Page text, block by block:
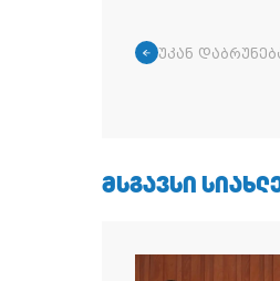
უკან
ᲛᲡᲒᲐᲕᲡᲘ